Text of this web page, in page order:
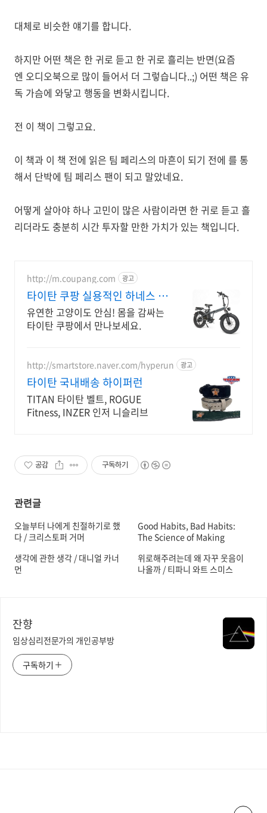
대체로 비슷한 얘기를 합니다.
하지만 어떤 책은 한 귀로 듣고 한 귀로 흘리는 반면(요즘
엔 오디오북으로 많이 들어서 더 그렇습니다..;) 어떤 책은 유
독 가슴에 와닿고 행동을 변화시킵니다.
전 이 책이 그렇고요.
이 책과 이 책 전에 읽은 팀 페리스의 마흔이 되기 전에 를 통
해서 단박에 팀 페리스 팬이 되고 말았네요.
어떻게 살아야 하나 고민이 많은 사람이라면 한 귀로 듣고 흘
리더라도 충분히 시간 투자할 만한 가치가 있는 책입니다.
http://m.coupang.com 광고
타이탄 쿠팡 실용적인 하네스 리
드줄
유연한 고양이도 안심! 몸을 감싸는
타이탄 쿠팡에서 만나보세요.
http://smartstore.naver.com/hyperun 광고
타이탄 국내배송 하이퍼런
TITAN 타이탄 벨트, ROGUE
Fitness, INZER 인저 니슬리브
공감 구독하기
관련글
오늘부터 나에게 친절하기로 했
다 / 크리스토퍼 거머
Good Habits, Bad Habits:
The Science of Making
/ Wendy Wood
생각에 관한 생각 / 대니얼 카너
먼
위로해주려는데 왜 자꾸 웃음이
나올까 / 티파니 와트 스미스
잔향
임상심리전문가의 개인공부방
구독하기